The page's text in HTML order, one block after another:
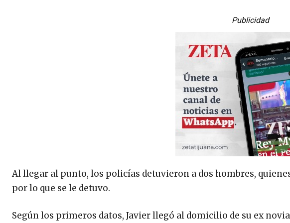
Publicidad
Al llegar al punto, los policías detuvieron a dos hombres,
por lo que se le detuvo.
Según los primeros datos, Javier llegó al domicilio de su ex